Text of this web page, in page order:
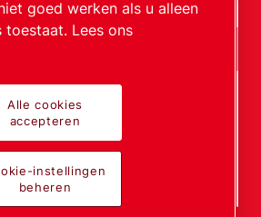
om te starten
goed werken als u alleen
toestaat. Lees ons
Alle cookies
accepteren
instellingen
beheren